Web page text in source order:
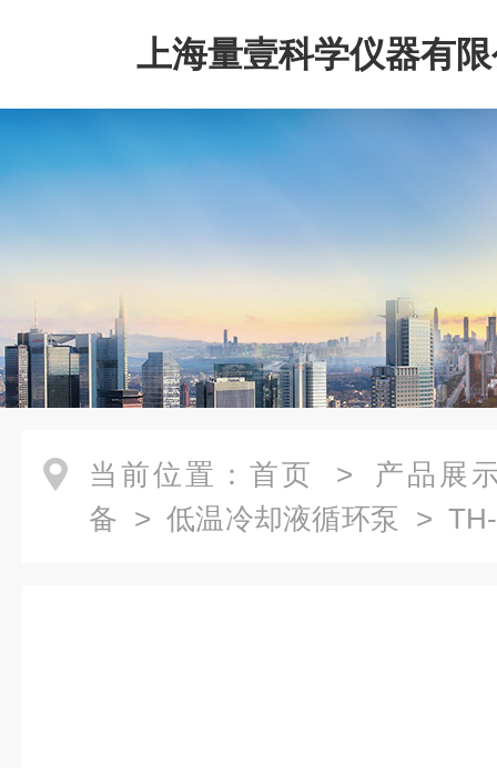
上海量壹科学仪器有
当前位置： 首页 > 产品展
备 > 低温冷却液循环泵 >